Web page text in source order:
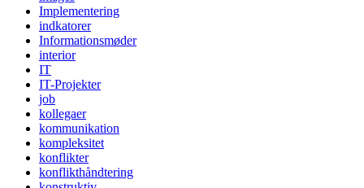
Implementering
indkatorer
Informationsmøder
interior
IT
IT-Projekter
job
kollegaer
kommunikation
kompleksitet
konflikter
konflikthåndtering